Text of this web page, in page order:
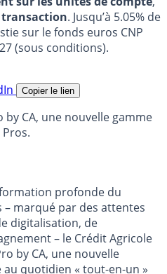
transaction. Jusqu’à 5.05% de
sur le fonds euros CNP
(sous conditions).
Copier le lien
by CA, une nouvelle gamme
profonde du
marqué par des attentes
digitalisation, de
– le Crédit Agricole
by CA, une nouvelle
au quotidien « tout-en-un »